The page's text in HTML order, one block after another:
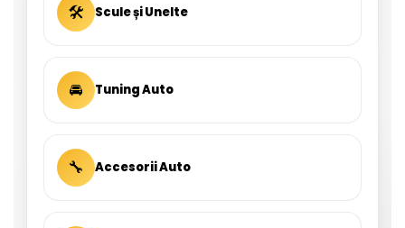
🛠 Scule și Unelte
🚘 Tuning Auto
🔧 Accesorii Auto